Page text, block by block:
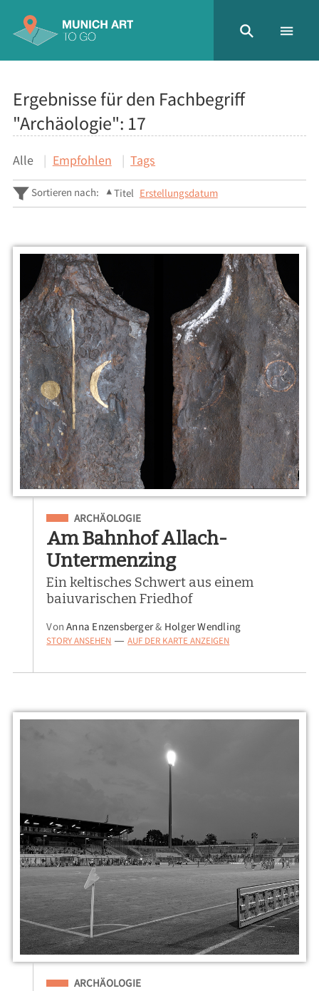
Ergebnisse für den Fachbegriff
"Archäologie": 17
Alle Empfohlen Tags
Sortieren nach: Titel Erstellungsdatum
Eingeordnet unter
ARCHÄOLOGIE
Am Bahnhof Allach-
Untermenzing
Ein keltisches Schwert aus einem
baiuvarischen Friedhof
VonAnna Enzensberger& Holger Wendling
STORY ANSEHEN — AUF DER KARTE ANZEIGEN
Eingeordnet unter
ARCHÄOLOGIE